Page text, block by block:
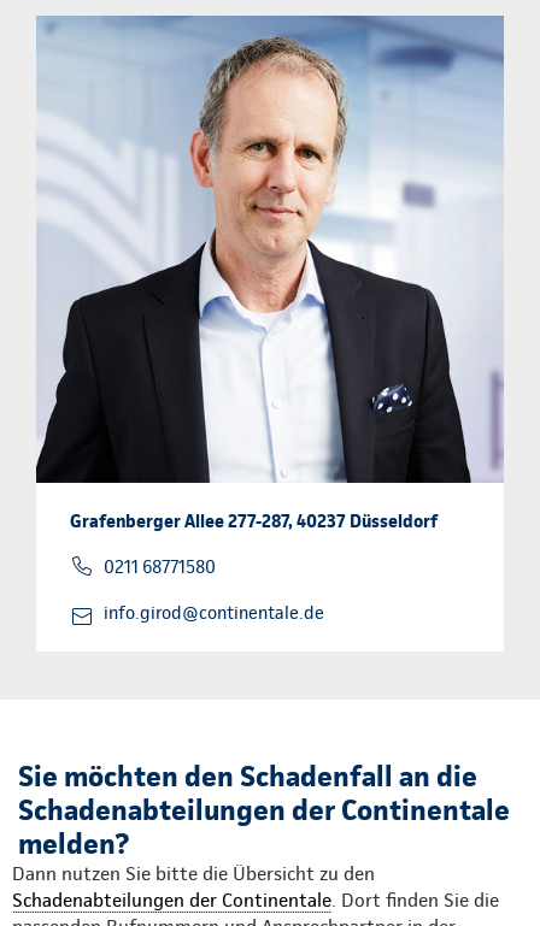
Grafenberger Allee 277-287, 40237 Düsseldorf
0211 68771580
info.girod@continentale.de
Sie möchten den Schadenfall an die
Schadenabteilungen der Continentale
melden?
Dann nutzen Sie bitte die Übersicht zu den
Schadenabteilungen der Continentale. Dort finden Sie die